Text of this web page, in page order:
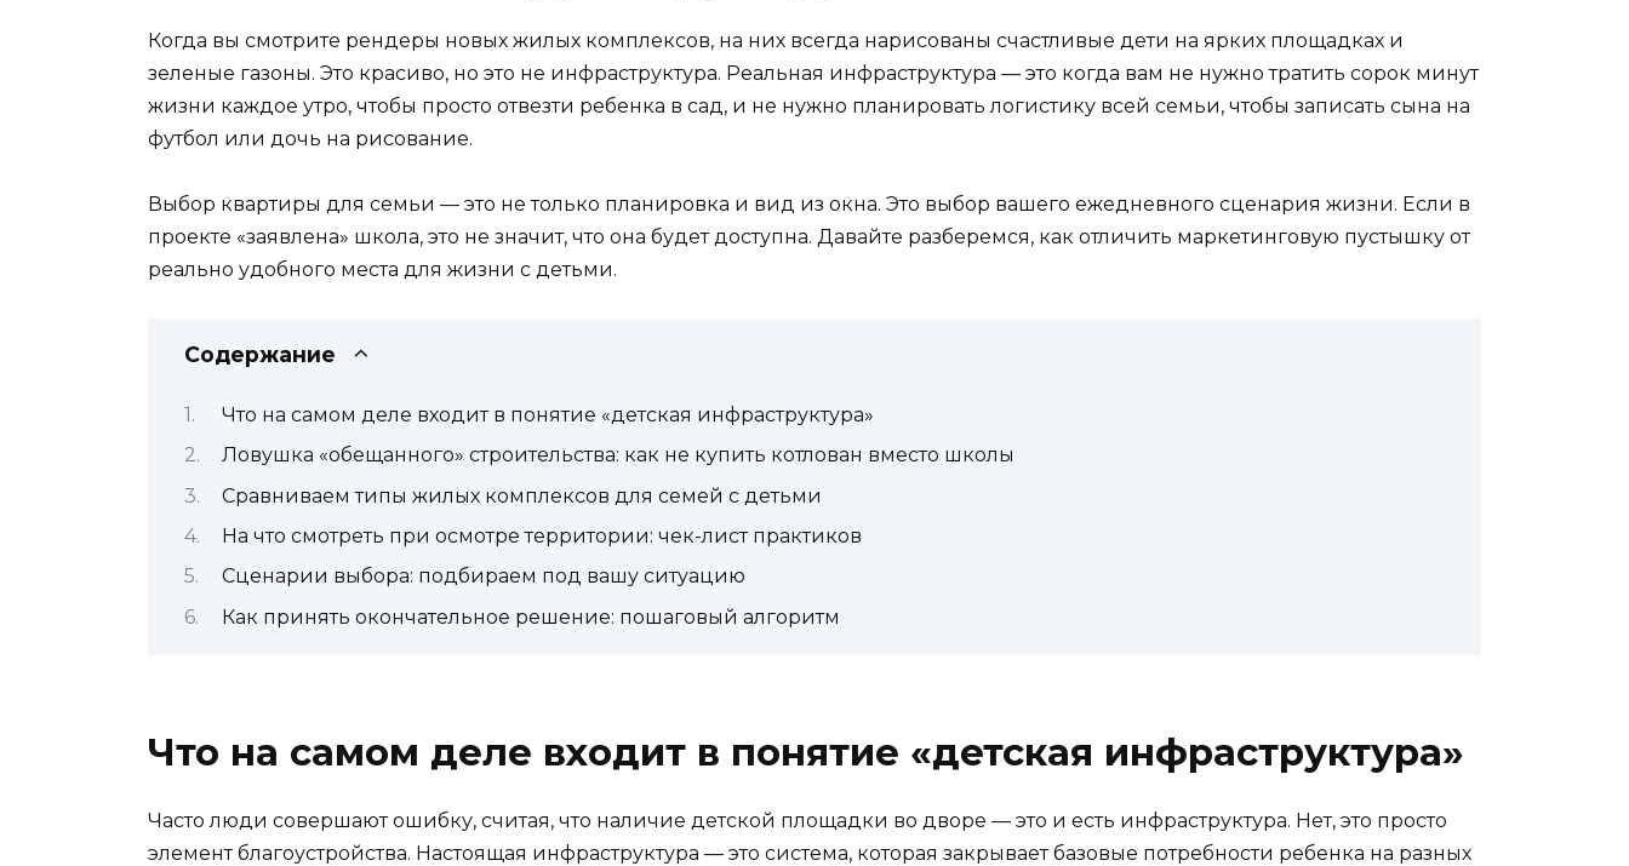
Когда вы смотрите рендеры новых жилых комплексов, на них всегда нарисованы счастливые дети на ярких площадках и
зеленые газоны. Это красиво, но это не инфраструктура. Реальная инфраструктура — это когда вам не нужно тратить сорок минут
жизни каждое утро, чтобы просто отвезти ребенка в сад, и не нужно планировать логистику всей семьи, чтобы записать сына на
футбол или дочь на рисование.
Выбор квартиры для семьи — это не только планировка и вид из окна. Это выбор вашего ежедневного сценария жизни. Если в
проекте «заявлена» школа, это не значит, что она будет доступна. Давайте разберемся, как отличить маркетинговую пустышку от
реально удобного места для жизни с детьми.
Содержание
Что на самом деле входит в понятие «детская инфраструктура»
Ловушка «обещанного» строительства: как не купить котлован вместо школы
Сравниваем типы жилых комплексов для семей с детьми
На что смотреть при осмотре территории: чек-лист практиков
Сценарии выбора: подбираем под вашу ситуацию
Как принять окончательное решение: пошаговый алгоритм
Что на самом деле входит в понятие «детская инфраструктура»
Часто люди совершают ошибку, считая, что наличие детской площадки во дворе — это и есть инфраструктура. Нет, это просто
элемент благоустройства. Настоящая инфраструктура — это система, которая закрывает базовые потребности ребенка на разных